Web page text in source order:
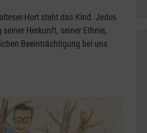
Hort steht das Kind. Jedes
Herkunft, seiner Ethnie,
Beeinträchtigung bei uns